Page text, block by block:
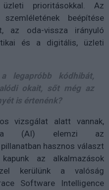
prioritásokkal. Az
beépítése
az oda-vissza irányuló
és a digitális, üzleti
legapróbb kódhibát,
okait, sőt még az
is értenénk?
vizsgálat alatt vannak,
(AI) elemzi az
hasznos választ
az alkalmazások
kerülünk a valóság
Software Intelligence